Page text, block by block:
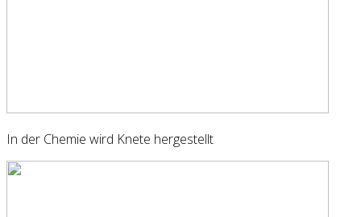
In der Chemie wird Knete hergestellt